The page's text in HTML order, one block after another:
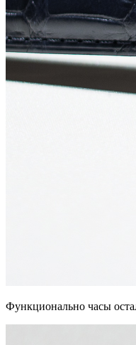
Функционально часы